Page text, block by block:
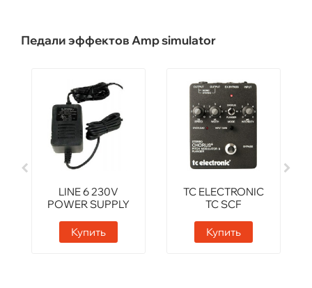
Педали эффектов Amp simulator
LINE 6 230V
POWER SUPPLY
Купить
TC ELECTRONIC
TC SCF
Купить